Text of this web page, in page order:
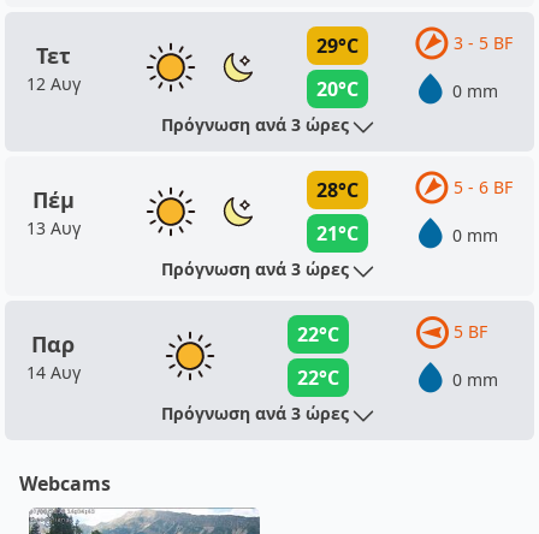
Τετ
12 Αυγ
29°C
20°C
3 - 5 BF
0 mm
Πρόγνωση ανά 3 ώρες
Πέμ
13 Αυγ
28°C
21°C
5 - 6 BF
0 mm
Πρόγνωση ανά 3 ώρες
Παρ
14 Αυγ
22°C
22°C
5 BF
0 mm
Πρόγνωση ανά 3 ώρες
Webcams